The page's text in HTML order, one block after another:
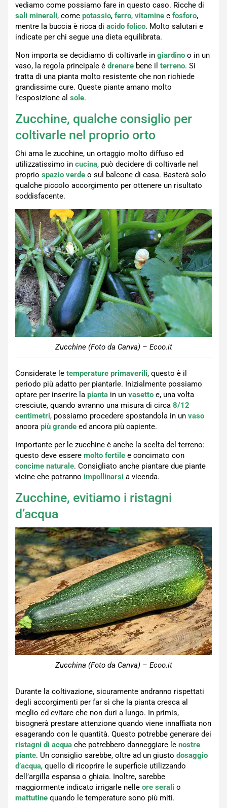
vediamo come possiamo fare in questo caso. Ricche di
sali minerali, come potassio, ferro, vitamine e fosforo,
mentre la buccia è ricca di acido folico. Molto salutari e
indicate per chi segue una dieta equilibrata.
Non importa se decidiamo di coltivarle in giardino o in un
vaso, la regola principale è drenare bene il terreno. Si
tratta di una pianta molto resistente che non richiede
grandissime cure. Queste piante amano molto
l’esposizione al sole.
Zucchine, qualche consiglio per
coltivarle nel proprio orto
Chi ama le zucchine, un ortaggio molto diffuso ed
utilizzatissimo in cucina, può decidere di coltivarle nel
proprio spazio verde o sul balcone di casa. Basterà solo
qualche piccolo accorgimento per ottenere un risultato
soddisfacente.
Zucchine (Foto da Canva) – Ecoo.it
Considerate le temperature primaverili, questo è il
periodo più adatto per piantarle. Inizialmente possiamo
optare per inserire la pianta in un vasetto e, una volta
cresciute, quando avranno una misura di circa 8/12
centimetri, possiamo procedere spostandola in un vaso
ancora più grande ed ancora più capiente.
Importante per le zucchine è anche la scelta del terreno:
questo deve essere molto fertile e concimato con
concime naturale. Consigliato anche piantare due piante
vicine che potranno impollinarsi a vicenda.
Zucchine, evitiamo i ristagni
d’acqua
Zucchina (Foto da Canva) – Ecoo.it
Durante la coltivazione, sicuramente andranno rispettati
degli accorgimenti per far sì che la pianta cresca al
meglio ed evitare che non duri a lungo. In primis,
bisognerà prestare attenzione quando viene innaffiata non
esagerando con le quantità. Questo potrebbe generare dei
ristagni di acqua che potrebbero danneggiare le nostre
piante. Un consiglio sarebbe, oltre ad un giusto dosaggio
d’acqua, quello di ricoprire le superficie utilizzando
dell’argilla espansa o ghiaia. Inoltre, sarebbe
maggiormente indicato irrigarle nelle ore serali o
mattutine quando le temperature sono più miti.